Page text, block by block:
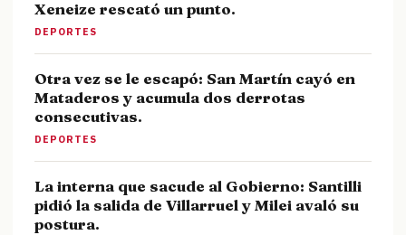
Xeneize rescató un punto.
DEPORTES
Otra vez se le escapó: San Martín cayó en
Mataderos y acumula dos derrotas
consecutivas.
DEPORTES
La interna que sacude al Gobierno: Santilli
pidió la salida de Villarruel y Milei avaló su
postura.